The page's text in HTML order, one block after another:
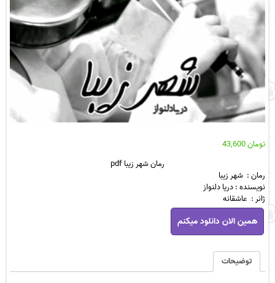
تومان43,600
رمان شهر زیبا pdf
رمان : شهر زیبا
نویسنده : دریا دلنواز
ژانر : عاشقانه
رمان
شهر
زیبا
عدد
همین الان دانلود میکنم
توضیحات